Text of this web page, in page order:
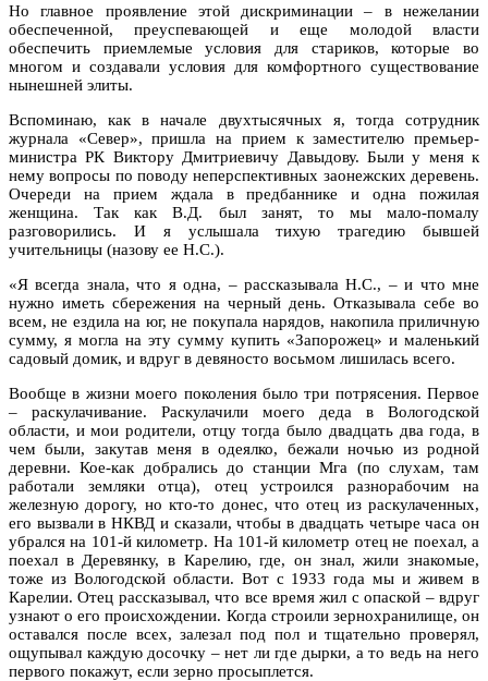
Но главное проявление этой дискриминации – в нежелании
обеспеченной, преуспевающей и еще молодой власти
обеспечить приемлемые условия для стариков, которые во
многом и создавали условия для комфортного существование
нынешней элиты.
Вспоминаю, как в начале двухтысячных я, тогда сотрудник
журнала «Север», пришла на прием к заместителю премьер-
министра РК Виктору Дмитриевичу Давыдову. Были у меня к
нему вопросы по поводу неперспективных заонежских деревень.
Очереди на прием ждала в предбаннике и одна пожилая
женщина. Так как В.Д. был занят, то мы мало-помалу
разговорились. И я услышала тихую трагедию бывшей
учительницы (назову ее Н.С.).
«Я всегда знала, что я одна, – рассказывала Н.С., – и что мне
нужно иметь сбережения на черный день. Отказывала себе во
всем, не ездила на юг, не покупала нарядов, накопила приличную
сумму, я могла на эту сумму купить «Запорожец» и маленький
садовый домик, и вдруг в девяносто восьмом лишилась всего.
Вообще в жизни моего поколения было три потрясения. Первое
– раскулачивание. Раскулачили моего деда в Вологодской
области, и мои родители, отцу тогда было двадцать два года, в
чем были, закутав меня в одеялко, бежали ночью из родной
деревни. Кое-как добрались до станции Мга (по слухам, там
работали земляки отца), отец устроился разнорабочим на
железную дорогу, но кто-то донес, что отец из раскулаченных,
его вызвали в НКВД и сказали, чтобы в двадцать четыре часа он
убрался на 101-й километр. На 101-й километр отец не поехал, а
поехал в Деревянку, в Карелию, где, он знал, жили знакомые,
тоже из Вологодской области. Вот с 1933 года мы и живем в
Карелии. Отец рассказывал, что все время жил с опаской – вдруг
узнают о его происхождении. Когда строили зернохранилище, он
оставался после всех, залезал под пол и тщательно проверял,
ощупывал каждую досочку – нет ли где дырки, а то ведь на него
первого покажут, если зерно просыплется.